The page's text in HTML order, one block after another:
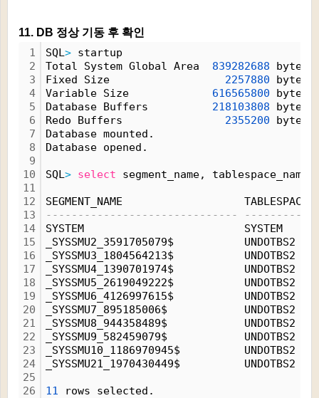
11. DB 정상 기동 후 확인
1
2
3
4
5
6
7
8
9
10
11
12
13
14
15
16
17
18
19
20
21
22
23
24
25
26
SQL> startup
Total System Global Area 839282688 bytes
Fixed Size 2257880 bytes
Variable Size 616565800 bytes
Database Buffers 218103808 bytes
Redo Buffers 2355200 bytes
Database mounted.
Database opened.
SQL> select segment_name,
SEGMENT_NAME
------------------------------
SYSTEM                         SYSTEM
_SYSSMU2_3591705079$           UNDOTBS2
_SYSSMU3_1804564213$           UNDOTBS2
_SYSSMU4_1390701974$           UNDOTBS2
_SYSSMU5_2619049222$           UNDOTBS2
_SYSSMU6_4126997615$           UNDOTBS2
_SYSSMU7_895185006$            UNDOTBS2
_SYSSMU8_944358489$            UNDOTBS2
_SYSSMU9_582459079$            UNDOTBS2
_SYSSMU10_1186970945$          UNDOTBS2
_SYSSMU21_1970430449$          UNDOTBS2
11 rows selected.